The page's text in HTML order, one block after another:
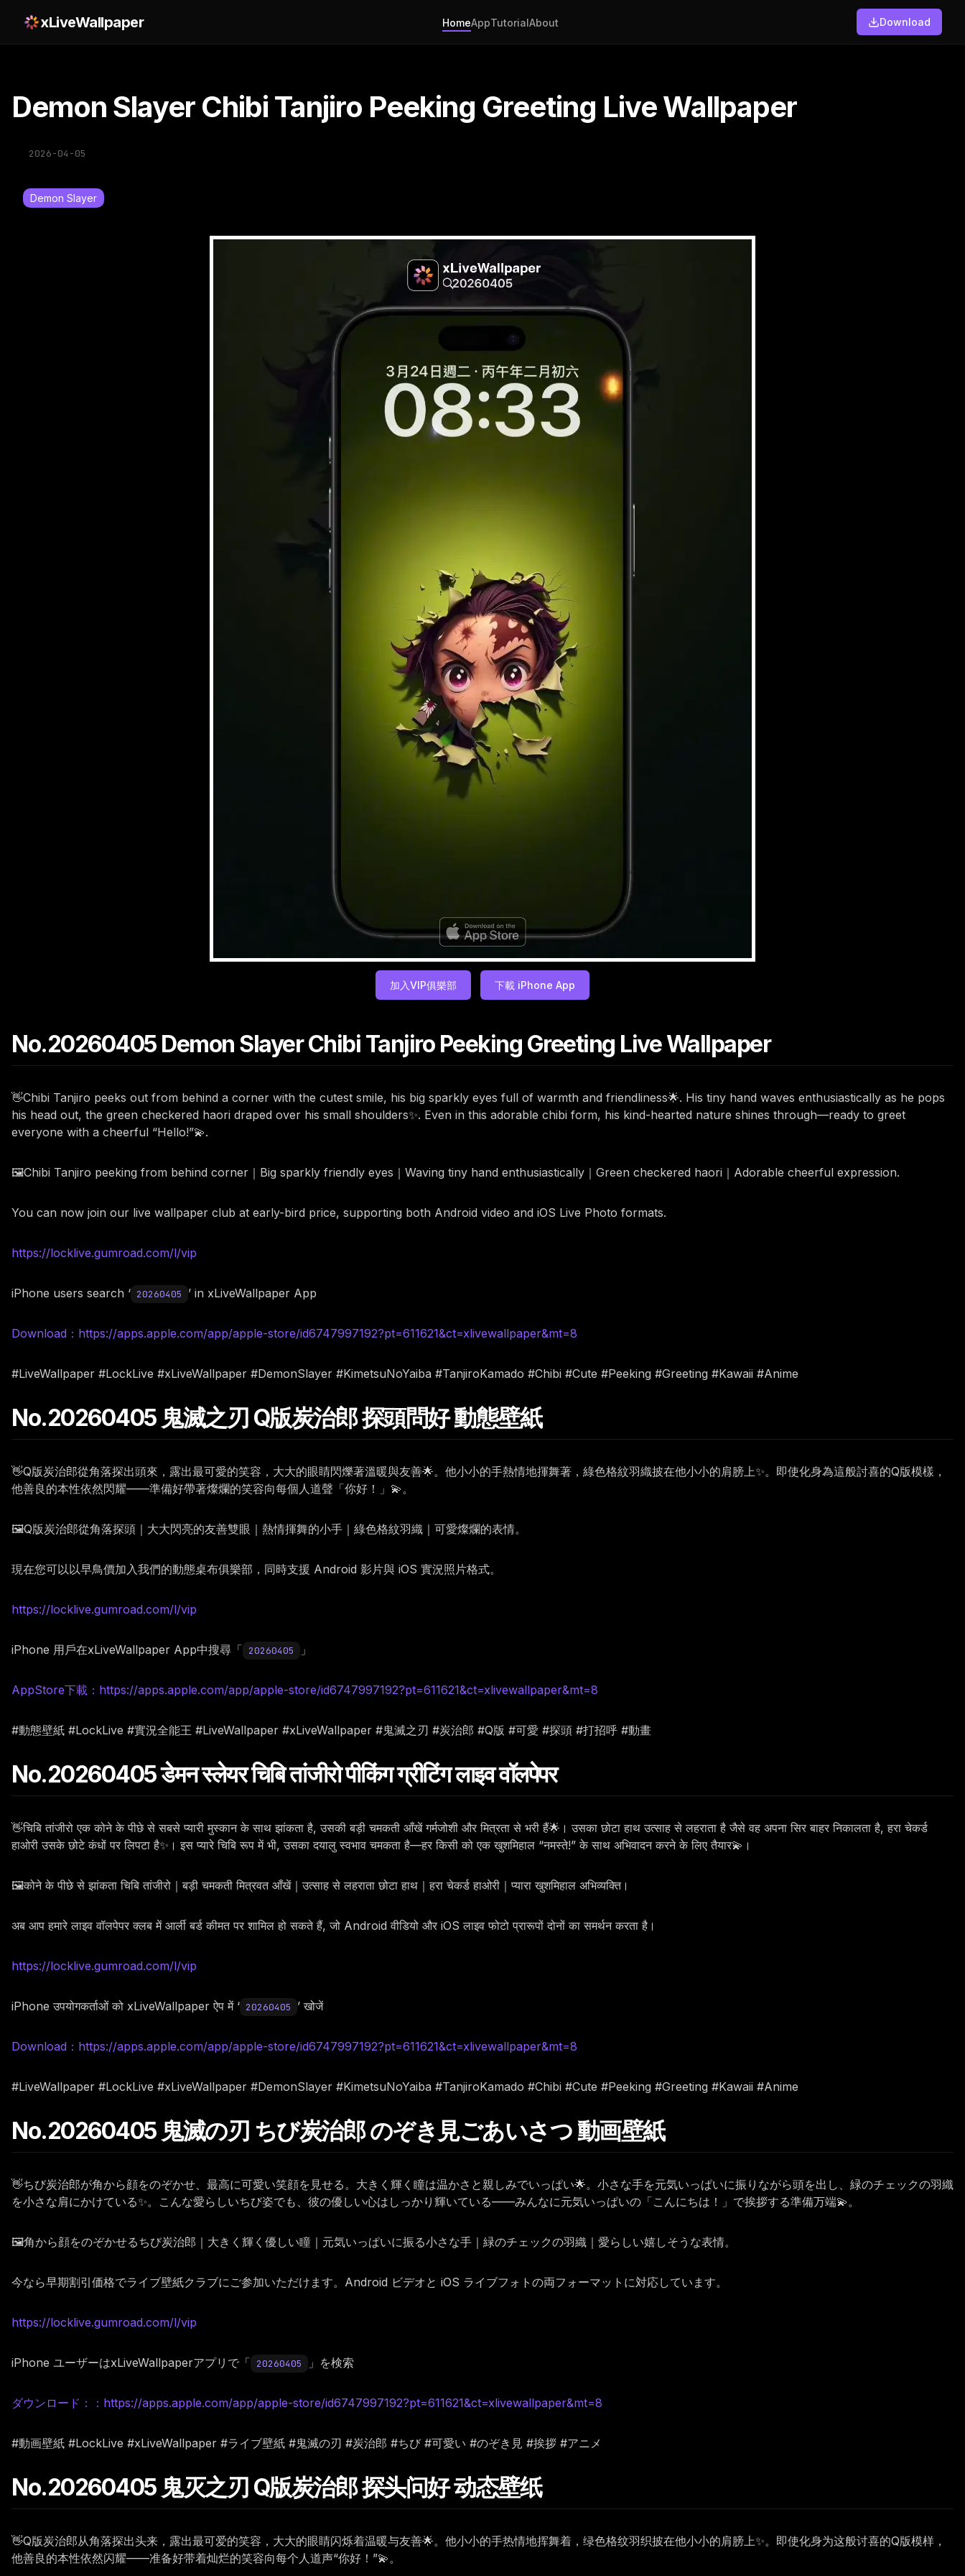
xLiveWallpaper HomeAppTutorialAbout Download
Demon Slayer Chibi Tanjiro Peeking Greeting Live Wallpaper
2026-04-05
Demon Slayer
加入VIP俱樂部 下載 iPhone App
No.20260405 Demon Slayer Chibi Tanjiro Peeking Greeting Live Wallpaper
👋Chibi Tanjiro peeks out from behind a corner with the cutest smile, his big sparkly eyes full of warmth and friendliness🌟. His tiny hand waves enthusiastically as he pops
his head out, the green checkered haori draped over his small shoulders✨. Even in this adorable chibi form, his kind-hearted nature shines through—ready to greet
everyone with a cheerful “Hello!”💫.
🖼️Chibi Tanjiro peeking from behind corner｜Big sparkly friendly eyes｜Waving tiny hand enthusiastically｜Green checkered haori｜Adorable cheerful expression.
You can now join our live wallpaper club at early-bird price, supporting both Android video and iOS Live Photo formats.
https://locklive.gumroad.com/l/vip
iPhone users search ‘ 20260405 ’ in xLiveWallpaper App
Download：https://apps.apple.com/app/apple-store/id6747997192?pt=611621&ct=xlivewallpaper&mt=8
#LiveWallpaper #LockLive #xLiveWallpaper #DemonSlayer #KimetsuNoYaiba #TanjiroKamado #Chibi #Cute #Peeking #Greeting #Kawaii #Anime
No.20260405 鬼滅之刃 Q版炭治郎 探頭問好 動態壁紙
👋Q版炭治郎從角落探出頭來，露出最可愛的笑容，大大的眼睛閃爍著溫暖與友善🌟。他小小的手熱情地揮舞著，綠色格紋羽織披在他小小的肩膀上✨。即使化身為這般討喜的Q版模樣，
他善良的本性依然閃耀——準備好帶著燦爛的笑容向每個人道聲「你好！」💫。
🖼️Q版炭治郎從角落探頭｜大大閃亮的友善雙眼｜熱情揮舞的小手｜綠色格紋羽織｜可愛燦爛的表情。
現在您可以以早鳥價加入我們的動態桌布俱樂部，同時支援 Android 影片與 iOS 實況照片格式。
https://locklive.gumroad.com/l/vip
iPhone 用戶在xLiveWallpaper App中搜尋「 20260405 」
AppStore下載：https://apps.apple.com/app/apple-store/id6747997192?pt=611621&ct=xlivewallpaper&mt=8
#動態壁紙 #LockLive #實況全能王 #LiveWallpaper #xLiveWallpaper #鬼滅之刃 #炭治郎 #Q版 #可愛 #探頭 #打招呼 #動畫
No.20260405 डेमन स्लेयर चिबि तांजीरो पीकिंग ग्रीटिंग लाइव वॉलपेपर
👋चिबि तांजीरो एक कोने के पीछे से सबसे प्यारी मुस्कान के साथ झांकता है, उसकी बड़ी चमकती आँखें गर्मजोशी और मित्रता से भरी हैं🌟। उसका छोटा हाथ उत्साह से लहराता है जैसे वह अपना सिर बाहर निकालता है, हरा चेकर्ड
हाओरी उसके छोटे कंधों पर लिपटा है✨। इस प्यारे चिबि रूप में भी, उसका दयालु स्वभाव चमकता है—हर किसी को एक खुशमिहाल “नमस्ते!” के साथ अभिवादन करने के लिए तैयार💫।
🖼️कोने के पीछे से झांकता चिबि तांजीरो｜बड़ी चमकती मित्रवत आँखें｜उत्साह से लहराता छोटा हाथ｜हरा चेकर्ड हाओरी｜प्यारा खुशमिहाल अभिव्यक्ति।
अब आप हमारे लाइव वॉलपेपर क्लब में आर्ली बर्ड कीमत पर शामिल हो सकते हैं, जो Android वीडियो और iOS लाइव फोटो प्रारूपों दोनों का समर्थन करता है।
https://locklive.gumroad.com/l/vip
iPhone उपयोगकर्ताओं को xLiveWallpaper ऐप में ‘ 20260405 ’ खोजें
Download：https://apps.apple.com/app/apple-store/id6747997192?pt=611621&ct=xlivewallpaper&mt=8
#LiveWallpaper #LockLive #xLiveWallpaper #DemonSlayer #KimetsuNoYaiba #TanjiroKamado #Chibi #Cute #Peeking #Greeting #Kawaii #Anime
No.20260405 鬼滅の刃 ちび炭治郎 のぞき見ごあいさつ 動画壁紙
👋ちび炭治郎が角から顔をのぞかせ、最高に可愛い笑顔を見せる。大きく輝く瞳は温かさと親しみでいっぱい🌟。小さな手を元気いっぱいに振りながら頭を出し、緑のチェックの羽織
を小さな肩にかけている✨。こんな愛らしいちび姿でも、彼の優しい心はしっかり輝いている——みんなに元気いっぱいの「こんにちは！」で挨拶する準備万端💫。
🖼️角から顔をのぞかせるちび炭治郎｜大きく輝く優しい瞳｜元気いっぱいに振る小さな手｜緑のチェックの羽織｜愛らしい嬉しそうな表情。
今なら早期割引価格でライブ壁紙クラブにご参加いただけます。Android ビデオと iOS ライブフォトの両フォーマットに対応しています。
https://locklive.gumroad.com/l/vip
iPhone ユーザーはxLiveWallpaperアプリで「 20260405 」を検索
ダウンロード：：https://apps.apple.com/app/apple-store/id6747997192?pt=611621&ct=xlivewallpaper&mt=8
#動画壁紙 #LockLive #xLiveWallpaper #ライブ壁紙 #鬼滅の刃 #炭治郎 #ちび #可愛い #のぞき見 #挨拶 #アニメ
No.20260405 鬼灭之刃 Q版炭治郎 探头问好 动态壁纸
👋Q版炭治郎从角落探出头来，露出最可爱的笑容，大大的眼睛闪烁着温暖与友善🌟。他小小的手热情地挥舞着，绿色格纹羽织披在他小小的肩膀上✨。即使化身为这般讨喜的Q版模样，
他善良的本性依然闪耀——准备好带着灿烂的笑容向每个人道声“你好！”💫。